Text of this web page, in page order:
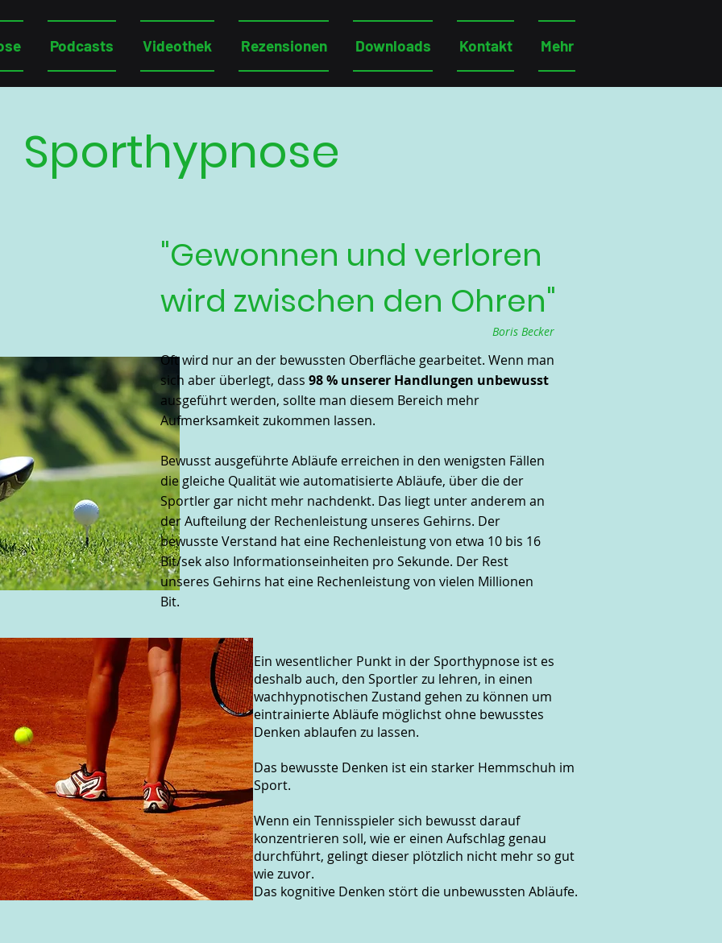
Podcasts Videothek Rezensionen Downloads Kontakt Mehr
Sporthypnose
"Gewonnen und verloren
wird zwischen den Ohren"
Boris Becker
Oft wird nur an der bewussten Oberfläche gearbeitet. Wenn man
sich aber überlegt, dass 98 % unserer Handlungen unbewusst
ausgeführt werden, sollte man diesem Bereich mehr
Aufmerksamkeit zukommen lassen.
Bewusst ausgeführte Abläufe erreichen in den wenigsten Fällen
die gleiche Qualität wie automatisierte Abläufe, über die der
Sportler gar nicht mehr nachdenkt. Das liegt unter anderem an
der Aufteilung der Rechenleistung unseres Gehirns. Der
bewusste Verstand hat eine Rechenleistung von etwa 10 bis 16
Bit/sek also Informationseinheiten pro Sekunde. Der Rest
unseres Gehirns hat eine Rechenleistung von vielen Millionen
Bit.
Ein wesentlicher Punkt in der Sporthypnose ist es
deshalb auch, den Sportler zu lehren, in einen
wachhypnotischen Zustand gehen zu können um
eintrainierte Abläufe möglichst ohne bewusstes
Denken ablaufen zu lassen.
Das bewusste Denken ist ein starker Hemmschuh im
Sport.
Wenn ein Tennisspieler sich bewusst darauf
konzentrieren soll, wie er einen Aufschlag genau
durchführt, gelingt dieser plötzlich nicht mehr so gut
wie zuvor.
Das kognitive Denken stört die unbewussten Abläufe.